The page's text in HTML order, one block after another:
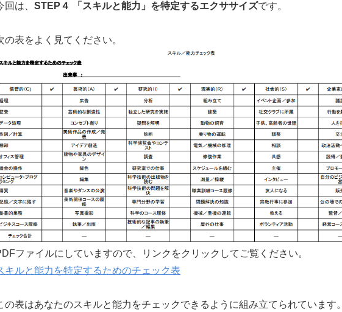
回は、 STEP４ 「スキルと能力」を特定するエクササイズです。
の表をよく見てください。
ファイルにしていますので、リンクをクリックしてご覧ください。
キルと能力を特定するためのチェック表
の表はあなたのスキルと能力をチェックできるように組み立てられています。